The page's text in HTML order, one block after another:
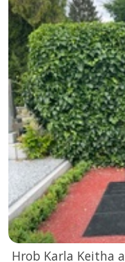
Hrob Karla Keitha